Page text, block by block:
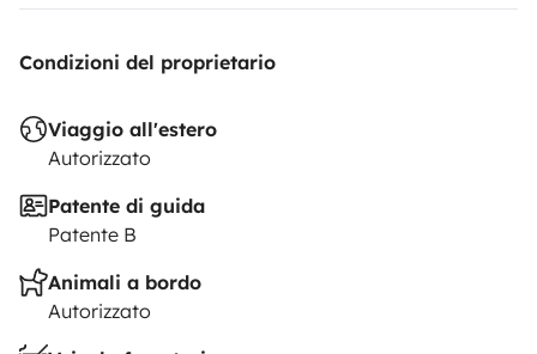
Condizioni del proprietario
Viaggio all'estero
Autorizzato
Patente di guida
Patente B
Animali a bordo
Autorizzato